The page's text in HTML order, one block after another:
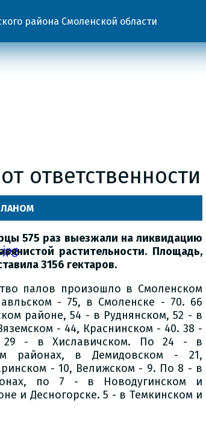
района Смоленской области
ответственности
575 раз выезжали на ликвидацию
растительности. Площадь,
3156 гектаров.
палов произошло в Смоленском
- 75, в Смоленске - 70. 66
районе, 54 - в Руднянском, 52 - в
- 44, Краснинском - 40. 38 -
- в Хиславичском. По 24 - в
районах, в Демидовском - 21,
- 10, Велижском - 9. По 8 - в
по 7 - в Новодугинском и
и Десногорске. 5 - в Темкинском и